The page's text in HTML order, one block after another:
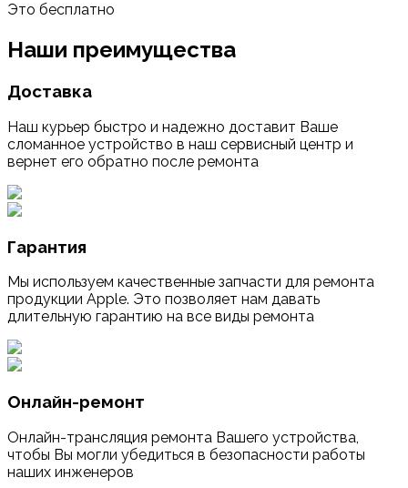
Это бесплатно
Наши преимущества
Доставка
Наш курьер быстро и надежно доставит Ваше
сломанное устройство в наш сервисный центр и
вернет его обратно после ремонта
Гарантия
Мы используем качественные запчасти для ремонта
продукции Apple. Это позволяет нам давать
длительную гарантию на все виды ремонта
Онлайн-ремонт
Онлайн-трансляция ремонта Вашего устройства,
чтобы Вы могли убедиться в безопасности работы
наших инженеров